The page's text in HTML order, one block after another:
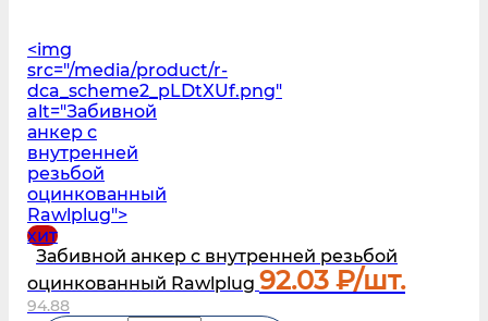
<img
src="/media/product/r-
dca_scheme2_pLDtXUf.png"
alt="Забивной
анкер с
внутренней
резьбой
оцинкованный
Rawlplug">
хит
Забивной анкер с внутренней резьбой
оцинкованный Rawlplug 92.03 ₽/шт.
94.88